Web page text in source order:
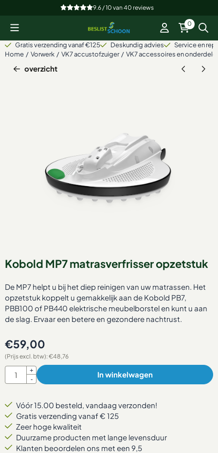
Cookievoorkeuren zijn beschikbaar. Kies instellingen of sta
9.6 / 10 van40 reviews
0
Gratis verzending vanaf €125 Deskundig advies
Service en
Home / Vorwerk / VK7 accustofzuiger / VK7 accessoires en
overzicht
Kobold MP7 matrasverfrisser opzetstuk
De MP7 helpt u bij het diep reinigen van uw matrassen. Het
opzetstuk koppelt u gemakkelijk aan de Kobold PB7,
PBB100 of PB440 elektrische meubelborstel en kunt u aan
de slag. Ervaar een betere en gezondere nachtrust.
€59,00
(Prijs excl. btw):€48,76
Aantal
+
-
In winkelwagen
Vóór 15.00 besteld, vandaag verzonden!
Gratis verzending vanaf € 125
Zeer hoge kwaliteit
Duurzame producten met lange levensduur
Klanten beoordelen ons met een 9,5